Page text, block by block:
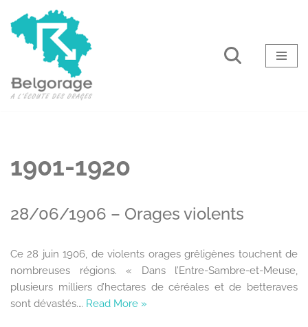
Aller
1901-1920
28/06/1906 – Orages violents
Ce 28 juin 1906, de violents orages grêligènes touchent de
nombreuses régions. « Dans l’Entre-Sambre-et-Meuse,
plusieurs milliers d’hectares de céréales et de betteraves
sont dévastés.… Read More »